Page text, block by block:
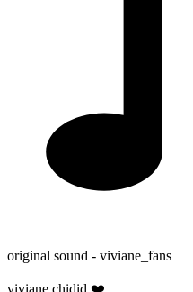
original sound - viviane_fans
viviane chidid ❤️